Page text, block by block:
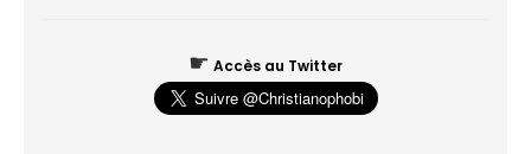
☛ Accès au Twitter